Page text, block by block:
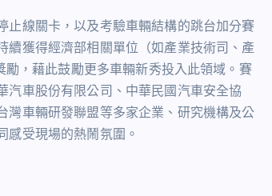
止線關卡，以及考驗車輛結構的跳台加分賽
續獲得經濟部相關單位（如產業技術司、產
勵，藉此鼓勵更多車輛新秀投入此領域。賽
汽車股份有限公司、中華民國汽車安全協
灣車輛研發聯盟等多家企業、研究機構及公
感受現場的熱鬧氛圍。